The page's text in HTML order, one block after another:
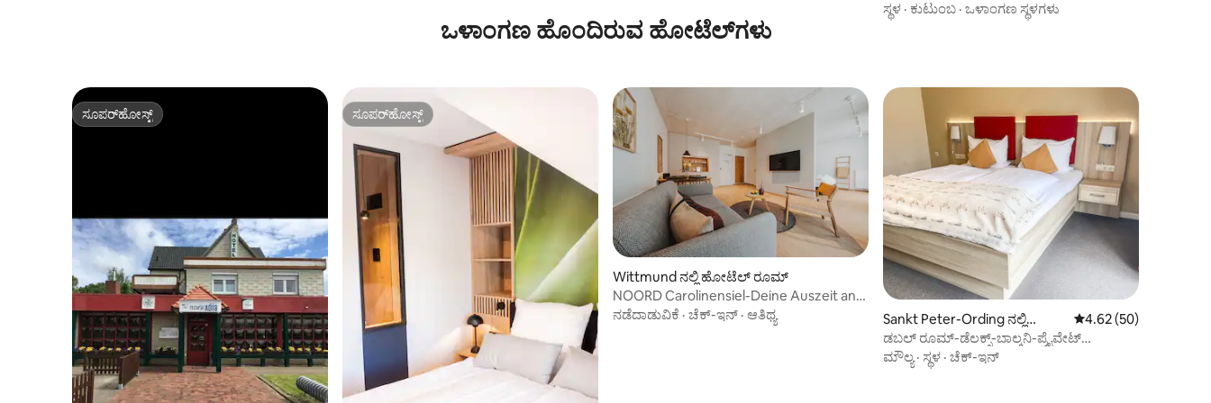
ಸ್ಥಳ · ಕುಟುಂಬ · ಒಳಾಂಗಣ ಸ್ಥಳಗಳು
ಒಳಾಂಗಣ ಹೊಂದಿರುವ ಹೋಟೆಲ್‌ಗಳು
ಸೂಪರ್‌ಹೋಸ್ಟ್
ಸೂಪರ್‌ಹೋಸ್ಟ್ ಸೂಪರ್‌ಹೋಸ್ಟ್
ಸೂಪರ್‌ಹೋಸ್ಟ್
Wittmund ನಲ್ಲಿ ಹೋಟೆಲ್ ರೂಮ್
NOORD Carolinensiel-Deine Auszeit an
der Nordsee
ನಡೆದಾಡುವಿಕೆ · ಚೆಕ್-ಇನ್ · ಆತಿಥ್ಯ
Sankt Peter-Ording ನಲ್ಲಿ
ಹೋಟೆಲ್ ರೂಮ್
5 ರಲ್ಲಿ 4.62 ಸರಾಸರಿ
4.62 (50)
ಡಬಲ್ ರೂಮ್-ಡೆಲಕ್ಸ್-ಬಾಲ್ಕನಿ-ಪ್ರೈವೇಟ್
ಬಾತ್‌ರೂಮ್
ಮೌಲ್ಯ· ಸ್ಥಳ · ಚೆಕ್-ಇನ್